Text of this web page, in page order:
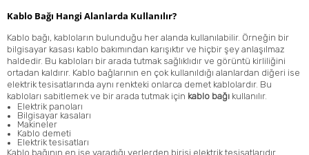
Kablo Bağı Hangi Alanlarda Kullanılır?
Kablo bağı, kabloların bulunduğu her alanda kullanılabilir. Örneğin bir
bilgisayar kasası kablo bakımından karışıktır ve hiçbir şey anlaşılmaz
haldedir. Bu kabloları bir arada tutmak sağlıklıdır ve görüntü kirliliğini
ortadan kaldırır. Kablo bağlarının en çok kullanıldığı alanlardan diğeri ise
elektrik tesisatlarında aynı renkteki onlarca demet kablolardır. Bu
kabloları sabitlemek ve bir arada tutmak için kablo bağı kullanılır.
Elektrik panoları
Bilgisayar kasaları
Makineler
Kablo demeti
Elektrik tesisatları
Kablo bağının en işe yaradığı yerlerden birisi elektrik tesisatlarıdır.